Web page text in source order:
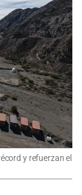
y refuerzan el